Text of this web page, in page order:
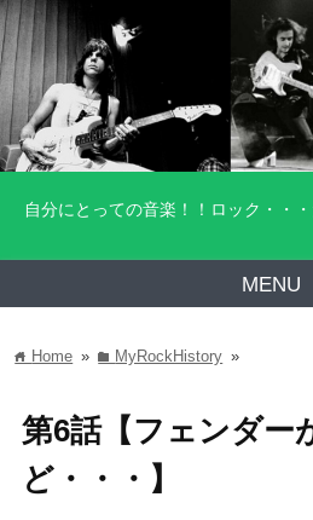
自分にとっての音楽！！ロック・・
MENU
home Home » folder MyRockHistory »
第6話【フェンダー
ど・・・】